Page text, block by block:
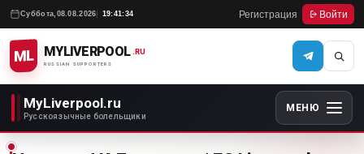
Суббота, 08.08.2026 19:41:34 Регистрация Войти
ML MYLIVERPOOL
RUSSIAN SUPPORTERS
.RU
MyLiverpool.ru
Русскоязычные болельщики
МЕНЮ